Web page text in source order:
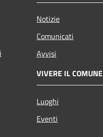
Notizie
Comunicati
Avvisi
VIVERE IL COMUNE
Luoghi
Eventi